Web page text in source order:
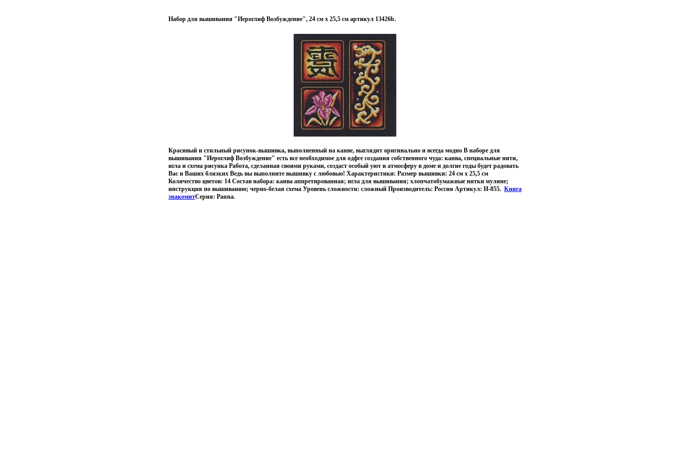
Набор для вышивания "Иероглиф Возбуждение", 24 см х 25,5 см артикул 13426b.
Красивый и стильный рисунок-вышивка, выполненный на канве, выглядит оригинально и всегда модно В наборе для
вышивания "Иероглиф Возбуждение" есть все необходимое для одфге создания собственного чуда: канва, специальные нити,
игла и схема рисунка Работа, сделанная своими руками, создаст особый уют и атмосферу в доме и долгие годы будет радовать
Вас и Ваших близких Ведь вы выполните вышивку с любовью! Характеристики: Размер вышивки: 24 см х 25,5 см
Количество цветов: 14 Состав набора: канва аппретированная; игла для вышивания; хлопчатобумажные нитки мулине;
инструкция по вышиванию; черно-белая схема Уровень сложности: сложный Производитель: Россия Артикул: И-855. Книга
знакомитСерия: Panna.